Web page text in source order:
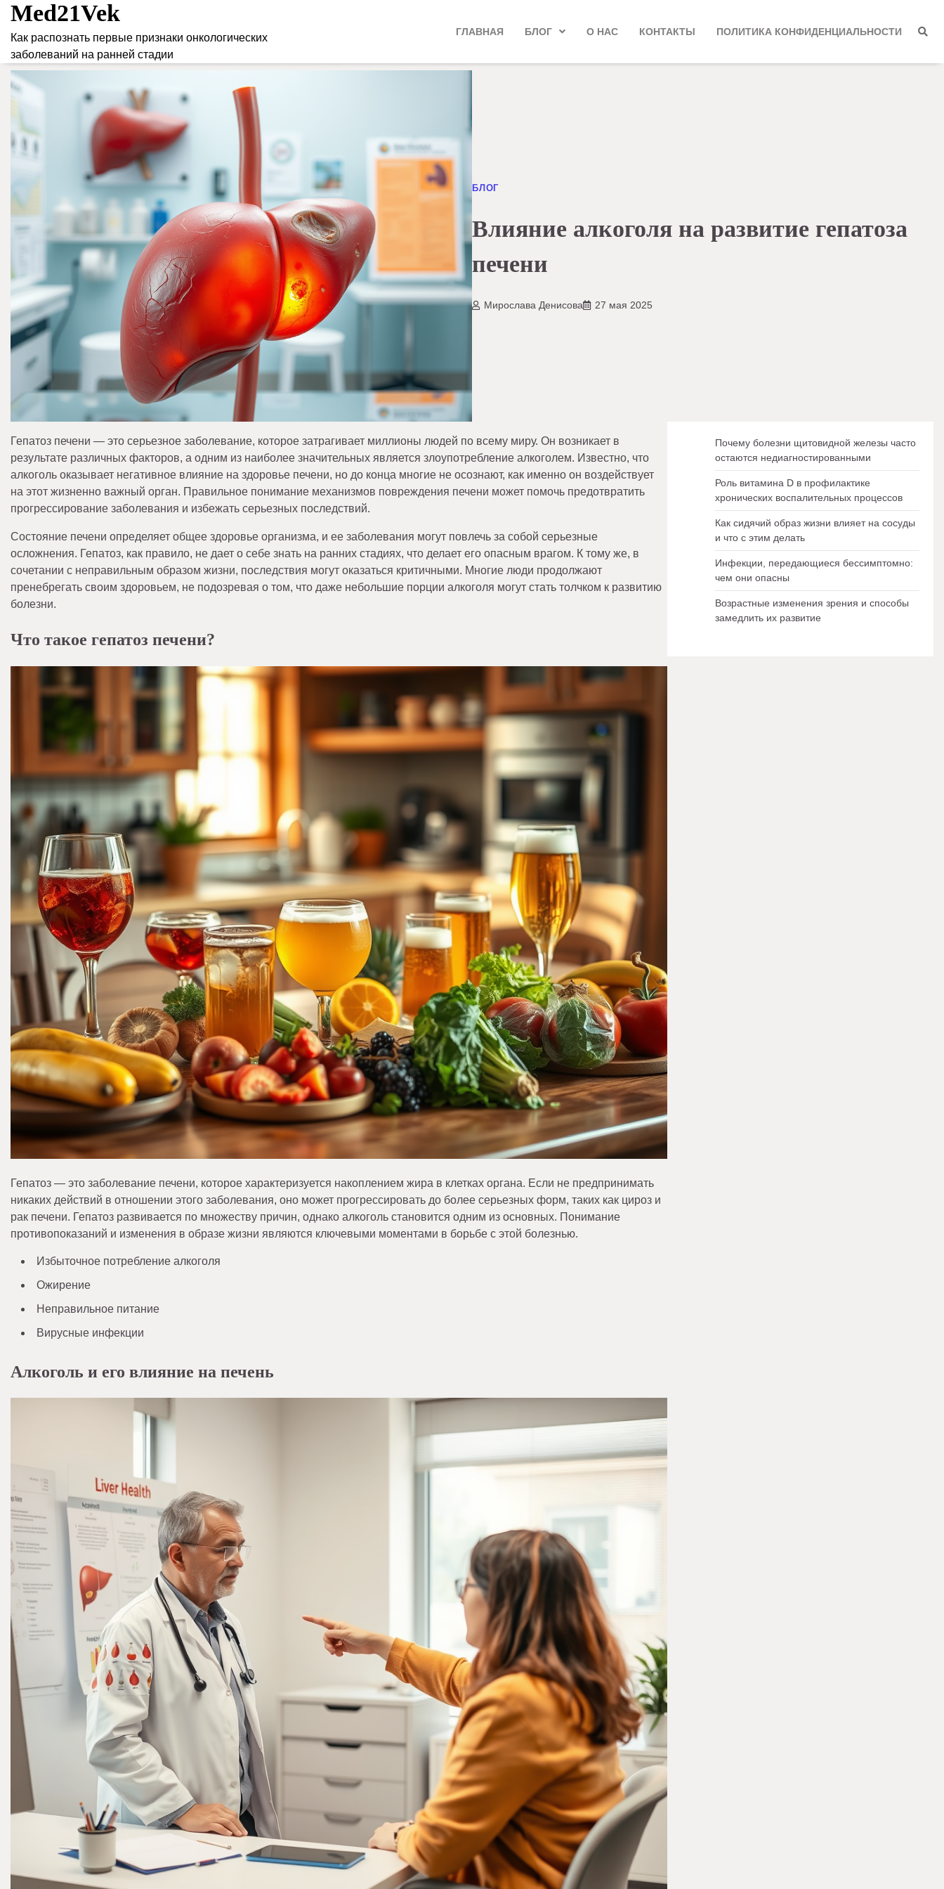
Skip
content
Med21Vek
Как распознать первые признаки онкологических
заболеваний на ранней стадии
ГЛАВНАЯ БЛОГ О НАС КОНТАКТЫ ПОЛИТИКА КОНФИДЕНЦИАЛЬНОСТИ
БЛОГ
Влияние алкоголя на развитие гепатоза
печени
Мирослава Денисова 27 мая 2025
Гепатоз печени — это серьезное заболевание, которое затрагивает миллионы людей по всему миру. Он возникает в
результате различных факторов, а одним из наиболее значительных является злоупотребление алкоголем. Известно, что
алкоголь оказывает негативное влияние на здоровье печени, но до конца многие не осознают, как именно он воздействует
на этот жизненно важный орган. Правильное понимание механизмов повреждения печени может помочь предотвратить
прогрессирование заболевания и избежать серьезных последствий.
Состояние печени определяет общее здоровье организма, и ее заболевания могут повлечь за собой серьезные
осложнения. Гепатоз, как правило, не дает о себе знать на ранних стадиях, что делает его опасным врагом. К тому же, в
сочетании с неправильным образом жизни, последствия могут оказаться критичными. Многие люди продолжают
пренебрегать своим здоровьем, не подозревая о том, что даже небольшие порции алкоголя могут стать толчком к развитию
болезни.
Что такое гепатоз печени?
Гепатоз — это заболевание печени, которое характеризуется накоплением жира в клетках органа. Если не предпринимать
никаких действий в отношении этого заболевания, оно может прогрессировать до более серьезных форм, таких как цироз и
рак печени. Гепатоз развивается по множеству причин, однако алкоголь становится одним из основных. Понимание
противопоказаний и изменения в образе жизни являются ключевыми моментами в борьбе с этой болезнью.
Избыточное потребление алкоголя
Ожирение
Неправильное питание
Вирусные инфекции
Алкоголь и его влияние на печень
Почему болезни щитовидной железы часто
остаются недиагностированными
Роль витамина D в профилактике
хронических воспалительных процессов
Как сидячий образ жизни влияет на сосуды
и что с этим делать
Инфекции, передающиеся бессимптомно:
чем они опасны
Возрастные изменения зрения и способы
замедлить их развитие